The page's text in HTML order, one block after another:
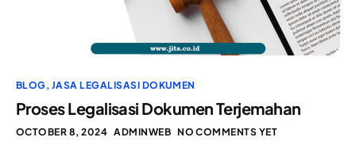
BLOG, JASA LEGALISASI DOKUMEN
Proses Legalisasi Dokumen Terjemahan
OCTOBER 8, 2024 ADMINWEB NO COMMENTS YET